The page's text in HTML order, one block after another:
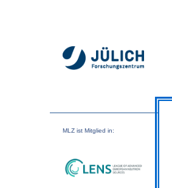
MLZ ist Mitglied in: